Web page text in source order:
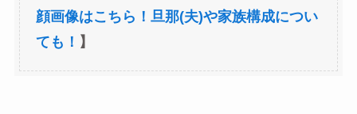
顔画像はこちら！旦那(夫)や家族構成につい
ても！ 】